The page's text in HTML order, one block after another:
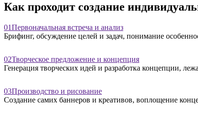
Как проходит создание
01Первоначальная встреча и анализ
Брифинг, обсуждение целей и задач, понимание
02Творческое предложение и концепция
Генерация творческих идей и разработка концепции,
03Производство и рисование
Создание самих баннеров и креативов, воплощение